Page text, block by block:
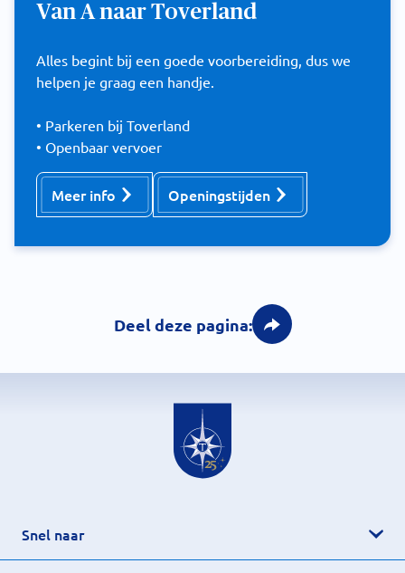
Van A naar Toverland
Alles begint bij een goede voorbereiding, dus we
helpen je graag een handje.
• Parkeren bij Toverland
• Openbaar vervoer
Meer info Openingstijden
Deel deze pagina:
Snel naar